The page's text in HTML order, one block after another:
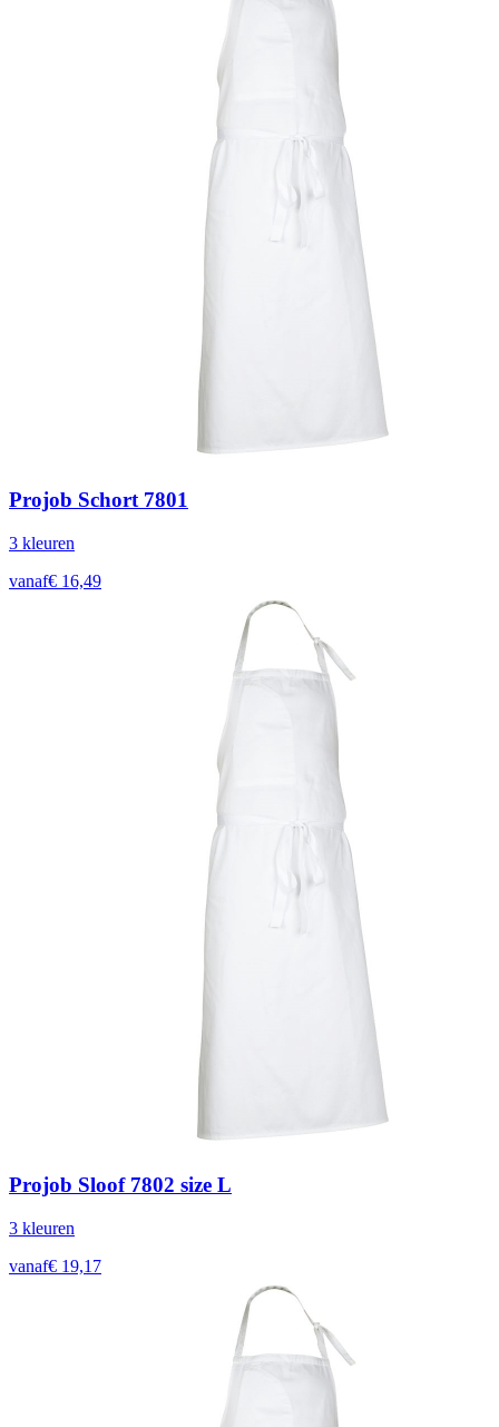
Projob Schort 7801
3 kleuren
vanaf€ 16,49
Projob Sloof 7802 size L
3 kleuren
vanaf€ 19,17